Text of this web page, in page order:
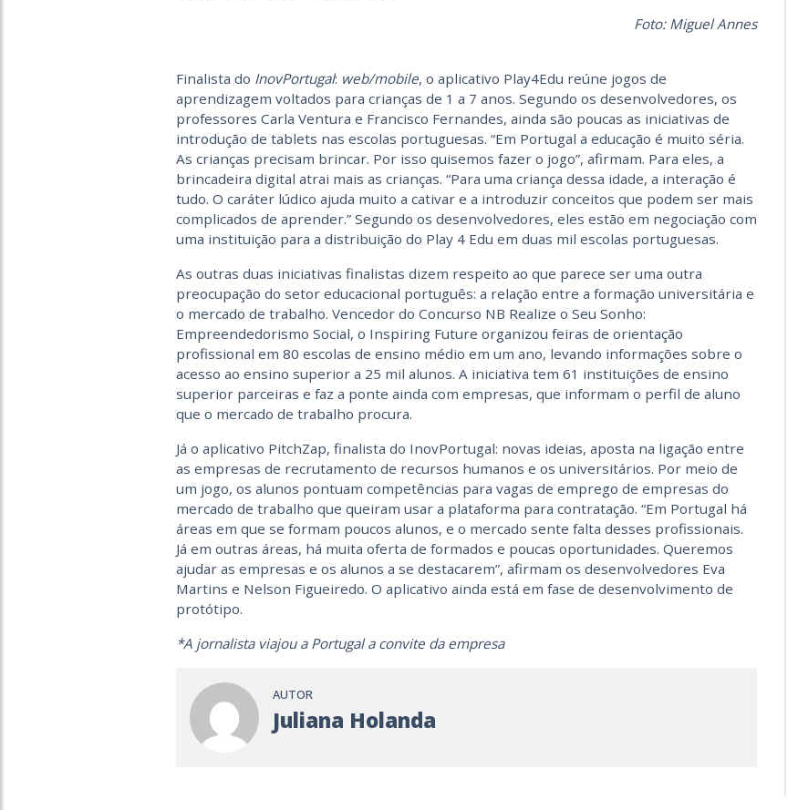
Foto: Miguel Annes
Finalista do InovPortugal: web/mobile, o aplicativo Play4Edu reúne jogos de
aprendizagem voltados para crianças de 1 a 7 anos. Segundo os desenvolvedores, os
professores Carla Ventura e Francisco Fernandes, ainda são poucas as iniciativas de
introdução de tablets nas escolas portuguesas. “Em Portugal a educação é muito séria.
As crianças precisam brincar. Por isso quisemos fazer o jogo”, afirmam. Para eles, a
brincadeira digital atrai mais as crianças. “Para uma criança dessa idade, a interação é
tudo. O caráter lúdico ajuda muito a cativar e a introduzir conceitos que podem ser mais
complicados de aprender.” Segundo os desenvolvedores, eles estão em negociação com
uma instituição para a distribuição do Play 4 Edu em duas mil escolas portuguesas.
As outras duas iniciativas finalistas dizem respeito ao que parece ser uma outra
preocupação do setor educacional português: a relação entre a formação universitária e
o mercado de trabalho. Vencedor do Concurso NB Realize o Seu Sonho:
Empreendedorismo Social, o Inspiring Future organizou feiras de orientação
profissional em 80 escolas de ensino médio em um ano, levando informações sobre o
acesso ao ensino superior a 25 mil alunos. A iniciativa tem 61 instituições de ensino
superior parceiras e faz a ponte ainda com empresas, que informam o perfil de aluno
que o mercado de trabalho procura.
Já o aplicativo PitchZap, finalista do InovPortugal: novas ideias, aposta na ligação entre
as empresas de recrutamento de recursos humanos e os universitários. Por meio de
um jogo, os alunos pontuam competências para vagas de emprego de empresas do
mercado de trabalho que queiram usar a plataforma para contratação. “Em Portugal há
áreas em que se formam poucos alunos, e o mercado sente falta desses profissionais.
Já em outras áreas, há muita oferta de formados e poucas oportunidades. Queremos
ajudar as empresas e os alunos a se destacarem”, afirmam os desenvolvedores Eva
Martins e Nelson Figueiredo. O aplicativo ainda está em fase de desenvolvimento de
protótipo.
*A jornalista viajou a Portugal a convite da empresa
AUTOR
Juliana Holanda